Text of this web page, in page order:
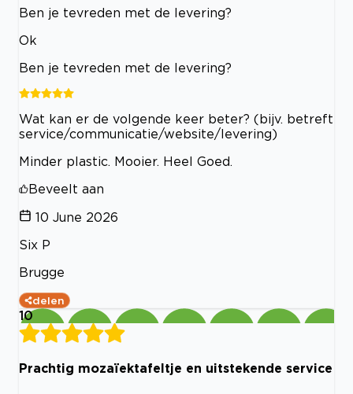
Ben je tevreden met de levering?
Ok
Ben je tevreden met de levering?
Wat kan er de volgende keer beter? (bijv. betreft
service/communicatie/website/levering)
Minder plastic. Mooier. Heel Goed.
Beveelt aan
10 June 2026
Six P
Brugge
delen
10
Prachtig mozaïektafeltje en uitstekende service